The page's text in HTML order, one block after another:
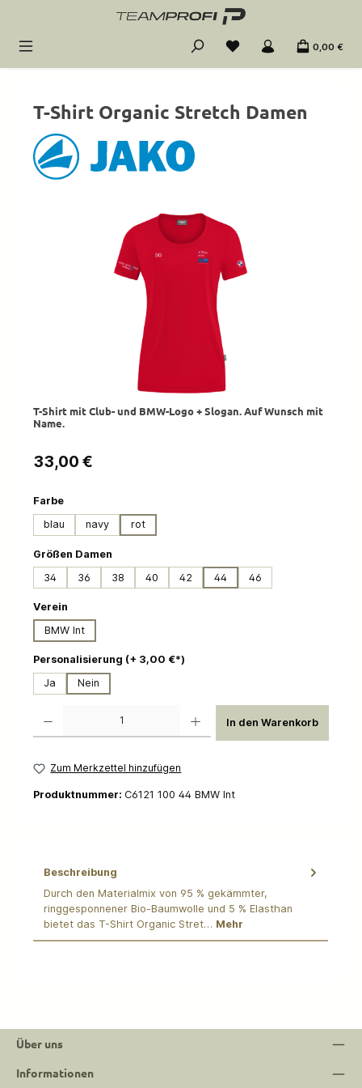
Zum Hauptinhalt springen
0,00 €
T-Shirt Organic Stretch Damen
Bildergalerie überspringen
T-Shirt mit Club- und BMW-Logo + Slogan. Auf Wunsch mit
Name.
Regulärer Preis:
33,00 €
Farbeauswählen
blau
navy rot
Größen Damen
34
36 38 40 42 44 46
Verein
BMW Int
Personalisierung (+ 3,00 €*)
Ja
Nein
In den Warenkorb
Zum Merkzettel hinzufügen
Produktnummer: C6121 100 44 BMW Int
Beschreibung
Durch den Materialmix von 95 % gekämmter,
ringgesponnener Bio-Baumwolle und 5 % Elasthan
bietet das T-Shirt Organic Stret… Mehr
Über uns
Informationen